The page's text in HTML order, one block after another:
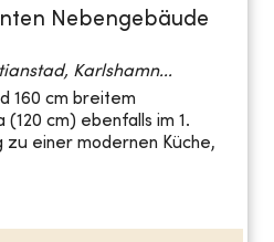
Nebengebäude
Karlshamn...
160 cm breitem
cm) ebenfalls im 1.
zu einer modernen Küche,